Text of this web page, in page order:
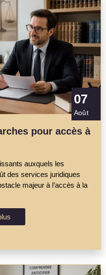
07
Août
pour accès à
auxquels les
des services juridiques
majeur à l’accès à la